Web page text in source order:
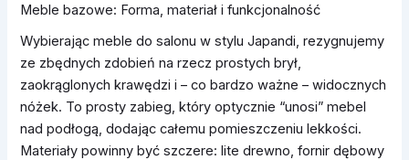
Meble bazowe: Forma, materiał i funkcjonalność
Wybierając meble do salonu w stylu Japandi, rezygnujemy
ze zbędnych zdobień na rzecz prostych brył,
zaokrąglonych krawędzi i – co bardzo ważne – widocznych
nóżek. To prosty zabieg, który optycznie “unosi” mebel
nad podłogą, dodając całemu pomieszczeniu lekkości.
Materiały powinny być szczere: lite drewno, fornir dębowy